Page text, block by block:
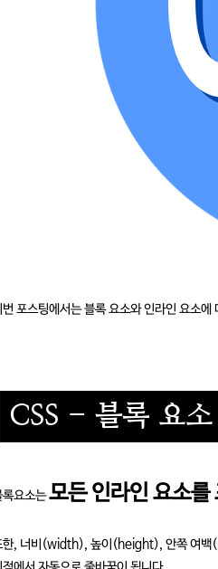
번 포스팅에서는 블록 요소와 인라인 요소에
CSS - 블록 요
록요소는모든 인라인 요소를
한, 너비(width), 높이(height), 안쪽 여